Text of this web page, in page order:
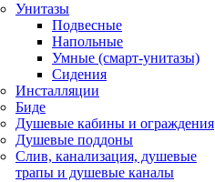
Унитазы
Подвесные
Напольные
Умные (смарт-унитазы)
Сидения
Инсталляции
Биде
Душевые кабины и ограждения
Душевые поддоны
Слив, канализация, душевые
трапы и душевые каналы